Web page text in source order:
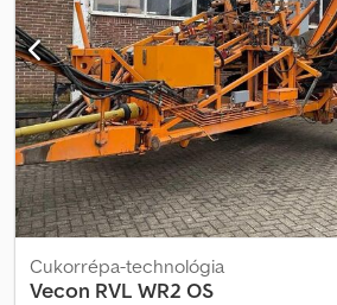
sorhoz igazítja, légrugós ülés, tolató-,
automata üzemmóddal, központi kenés: 1
autopilot – sorművelés, tempomat –
motorfordulat automatikus
gumiabroncsok: 1050/50 R32 Michelin,
multifunkciós kar. Folyamatos
fülkéből, tárolási hely: ügyfél.
Cukorrépa-technológia
Vecon RVL WR2 OS